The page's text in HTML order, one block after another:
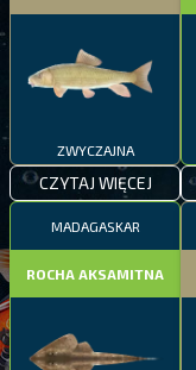
ZWYCZAJNA
CZYTAJ WIĘCEJ
MADAGASKAR
ROCHA AKSAMITNA